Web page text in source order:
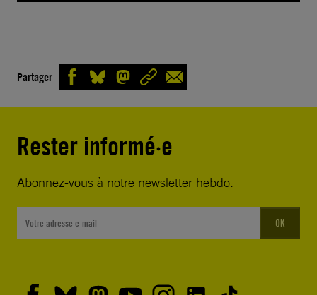
Partager
Rester informé·e
Abonnez-vous à notre newsletter hebdo.
OK